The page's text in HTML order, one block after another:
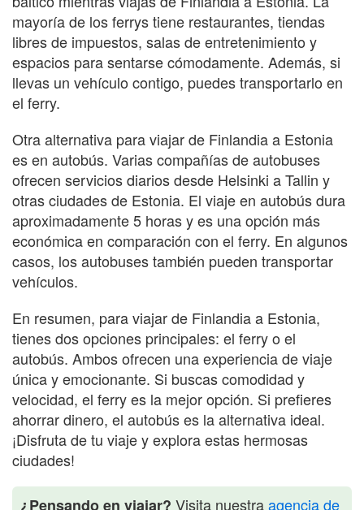
mayoría de los ferrys tiene restaurantes, tiendas
libres de impuestos, salas de entretenimiento y
espacios para sentarse cómodamente. Además, si
llevas un vehículo contigo, puedes transportarlo en
el ferry.
Otra alternativa para viajar de Finlandia a Estonia
es en autobús. Varias compañías de autobuses
ofrecen servicios diarios desde Helsinki a Tallin y
otras ciudades de Estonia. El viaje en autobús dura
aproximadamente 5 horas y es una opción más
económica en comparación con el ferry. En algunos
casos, los autobuses también pueden transportar
vehículos.
En resumen, para viajar de Finlandia a Estonia,
tienes dos opciones principales: el ferry o el
autobús. Ambos ofrecen una experiencia de viaje
única y emocionante. Si buscas comodidad y
velocidad, el ferry es la mejor opción. Si prefieres
ahorrar dinero, el autobús es la alternativa ideal.
¡Disfruta de tu viaje y explora estas hermosas
ciudades!
¿Pensando en viajar? Visita nuestraagencia de